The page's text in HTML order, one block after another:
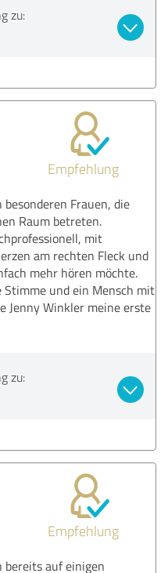
zu:
Empfehlung
Frauen, die
Raum betreten.
mit
am rechten Fleck und
mehr hören möchte.
Stimme und ein Mensch mit
Jenny Winkler meine erste
zu:
Empfehlung
bereits auf einigen